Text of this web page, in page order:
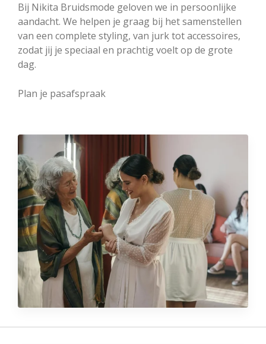
Bij Nikita Bruidsmode geloven we in persoonlijke
aandacht. We helpen je graag bij het samenstellen
van een complete styling, van jurk tot accessoires,
zodat jij je speciaal en prachtig voelt op de grote
dag.
Plan je pasafspraak